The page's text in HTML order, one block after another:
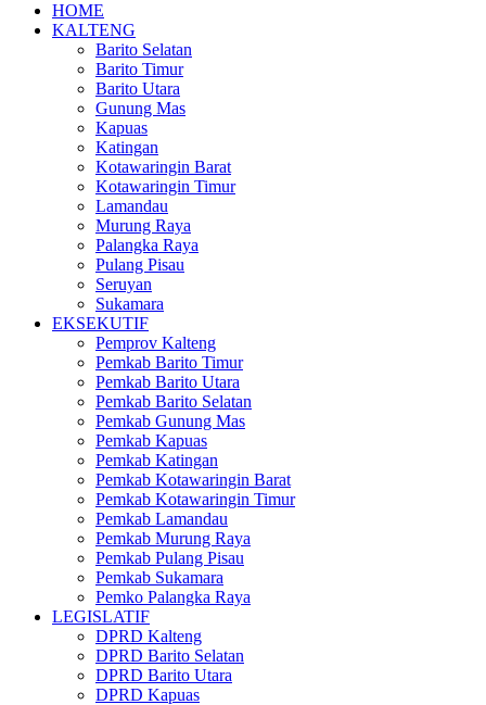
HOME
KALTENG
Barito Selatan
Barito Timur
Barito Utara
Gunung Mas
Kapuas
Katingan
Kotawaringin Barat
Kotawaringin Timur
Lamandau
Murung Raya
Palangka Raya
Pulang Pisau
Seruyan
Sukamara
EKSEKUTIF
Pemprov Kalteng
Pemkab Barito Timur
Pemkab Barito Utara
Pemkab Barito Selatan
Pemkab Gunung Mas
Pemkab Kapuas
Pemkab Katingan
Pemkab Kotawaringin Barat
Pemkab Kotawaringin Timur
Pemkab Lamandau
Pemkab Murung Raya
Pemkab Pulang Pisau
Pemkab Sukamara
Pemko Palangka Raya
LEGISLATIF
DPRD Kalteng
DPRD Barito Selatan
DPRD Barito Utara
DPRD Kapuas